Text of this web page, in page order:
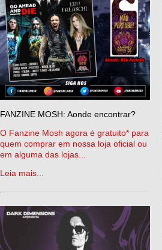
FANZINE MOSH: Aonde encontrar?
O Fanzine Mosh agora é gratuito* para
quem comprar em nossa loja oficial ou
em alguma das lojas...
Leia mais...